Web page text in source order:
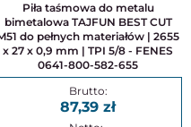
Piła taśmowa do metalu
bimetalowa TAJFUN BEST CUT
do pełnych materiałów | 2655
x 27 x 0,9 mm | TPI 5/8 - FENES
0641-800-582-655
87,39